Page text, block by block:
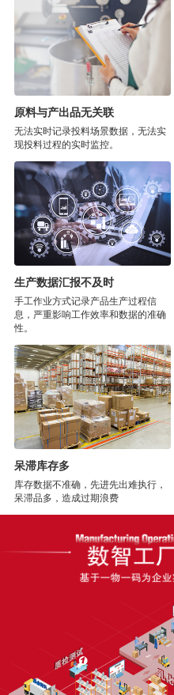
原料与产出品无关联
无法实时记录投料场景数据，无法实
现投料过程的实时监控。
生产数据汇报不及时
手工作业方式记录产品生产过程信
息，严重影响工作效率和数据的准确
性。
呆滞库存多
库存数据不准确，先进先出难执行，
呆滞品多，造成过期浪费